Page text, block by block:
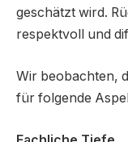
geschätzt wird.
respektvoll und
Wir beobachten,
für folgende